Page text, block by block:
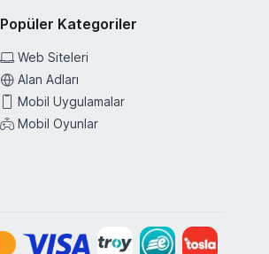
Popüler Kategoriler
Web Siteleri
Alan Adları
Mobil Uygulamalar
Mobil Oyunlar